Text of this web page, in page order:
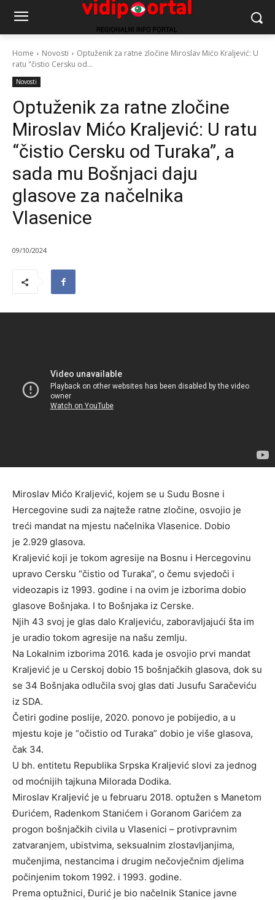
Home Novosti
Optuženik za ratne zločine Miroslav Mićo Kraljević: U
ratu "čistio Cersku od...
Novosti
Optuženik za ratne zločine
Miroslav Mićo Kraljević: U ratu
“čistio Cersku od Turaka”, a
sada mu Bošnjaci daju
glasove za načelnika
Vlasenice
09/10/2024
Miroslav Mićo Kraljević, kojem se u Sudu Bosne i
Hercegovine sudi za najteže ratne zločine, osvojio je
treći mandat na mjestu načelnika Vlasenice. Dobio
je 2.929 glasova.
Kraljević koji je tokom agresije na Bosnu i Hercegovinu
upravo Cersku “čistio od Turaka”, o čemu svjedoči i
videozapis iz 1993. godine i na ovim je izborima dobio
glasove Bošnjaka. I to Bošnjaka iz Cerske.
Njih 43 svoj je glas dalo Kraljeviću, zaboravljajući šta im
je uradio tokom agresije na našu zemlju.
Na Lokalnim izborima 2016. kada je osvojio prvi mandat
Kraljević je u Cerskoj dobio 15 bošnjačkih glasova, dok su
se 34 Bošnjaka odlučila svoj glas dati Jusufu Saračeviću
iz SDA.
Četiri godine poslije, 2020. ponovo je pobijedio, a u
mjestu koje je “očistio od Turaka” dobio je više glasova,
čak 34.
U bh. entitetu Republika Srpska Kraljević slovi za jednog
od moćnijih tajkuna Milorada Dodika.
Miroslav Kraljević je u februaru 2018. optužen s Manetom
Đurićem, Radenkom Stanićem i Goranom Garićem za
progon bošnjačkih civila u Vlasenici – protivpravnim
zatvaranjem, ubistvima, seksualnim zlostavljanjima,
mučenjima, nestancima i drugim nečovječnim djelima
počinjenim tokom 1992. i 1993. godine.
Prema optužnici, Đurić je bio načelnik Stanice javne